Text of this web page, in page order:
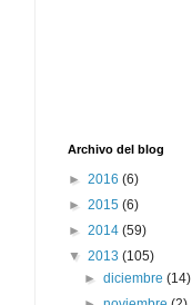
Archivo del blog
► 2016 (6)
► 2015 (6)
► 2014 (59)
▼ 2013 (105)
►diciembre(14)